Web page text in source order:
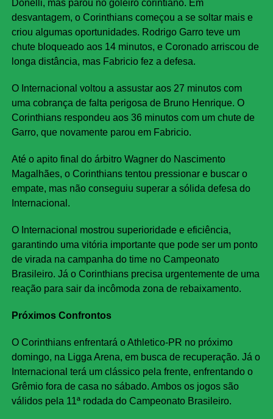
Donelli, mas parou no goleiro corintiano. Em
desvantagem, o Corinthians começou a se soltar mais e
criou algumas oportunidades. Rodrigo Garro teve um
chute bloqueado aos 14 minutos, e Coronado arriscou de
longa distância, mas Fabricio fez a defesa.
O Internacional voltou a assustar aos 27 minutos com
uma cobrança de falta perigosa de Bruno Henrique. O
Corinthians respondeu aos 36 minutos com um chute de
Garro, que novamente parou em Fabricio.
Até o apito final do árbitro Wagner do Nascimento
Magalhães, o Corinthians tentou pressionar e buscar o
empate, mas não conseguiu superar a sólida defesa do
Internacional.
O Internacional mostrou superioridade e eficiência,
garantindo uma vitória importante que pode ser um ponto
de virada na campanha do time no Campeonato
Brasileiro. Já o Corinthians precisa urgentemente de uma
reação para sair da incômoda zona de rebaixamento.
Próximos Confrontos
O Corinthians enfrentará o Athletico-PR no próximo
domingo, na Ligga Arena, em busca de recuperação. Já o
Internacional terá um clássico pela frente, enfrentando o
Grêmio fora de casa no sábado. Ambos os jogos são
válidos pela 11ª rodada do Campeonato Brasileiro.